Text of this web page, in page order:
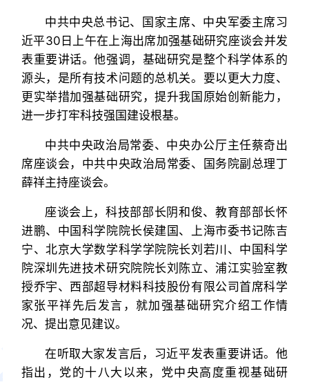
中共中央总书记、国家主席、中央军委主席习
近平30日上午在上海出席加强基础研究座谈会并发
表重要讲话。他强调，基础研究是整个科学体系的
源头，是所有技术问题的总机关。要以更大力度、
更实举措加强基础研究，提升我国原始创新能力，
进一步打牢科技强国建设根基。
中共中央政治局常委、中央办公厅主任蔡奇出
席座谈会，中共中央政治局常委、国务院副总理丁
薛祥主持座谈会。
座谈会上，科技部部长阴和俊、教育部部长怀
进鹏、中国科学院院长侯建国、上海市委书记陈吉
宁、北京大学数学科学学院院长刘若川、中国科学
院深圳先进技术研究院院长刘陈立、浦江实验室教
授乔宇、西部超导材料科技股份有限公司首席科学
家张平祥先后发言，就加强基础研究介绍工作情
况、提出意见建议。
在听取大家发言后，习近平发表重要讲话。他
指出，党的十八大以来，党中央高度重视基础研